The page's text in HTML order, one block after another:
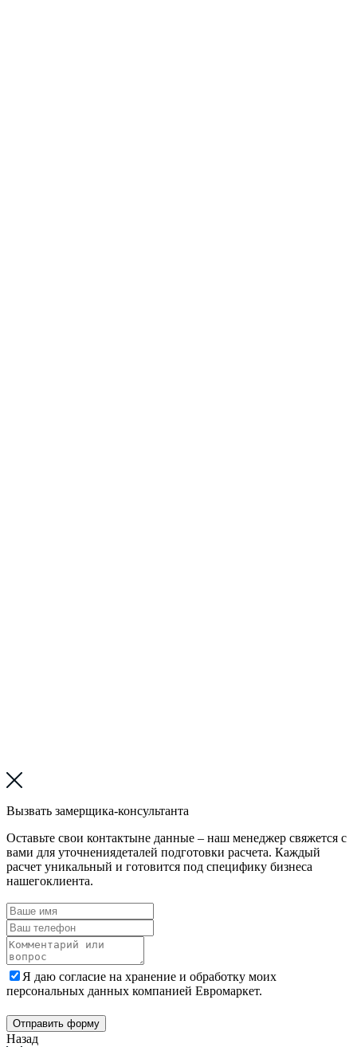
Вызвать замерщика-консультанта
Оставьте свои контактыне данные – наш менеджер свяжется с
вами для уточнениядеталей подготовки расчета. Каждый
расчет уникальный и готовится под специфику бизнеса
нашегоклиента.
Я даю согласие на хранение и обработку моих
персональных данных компанией Евромаркет.
Отправить форму
Назад